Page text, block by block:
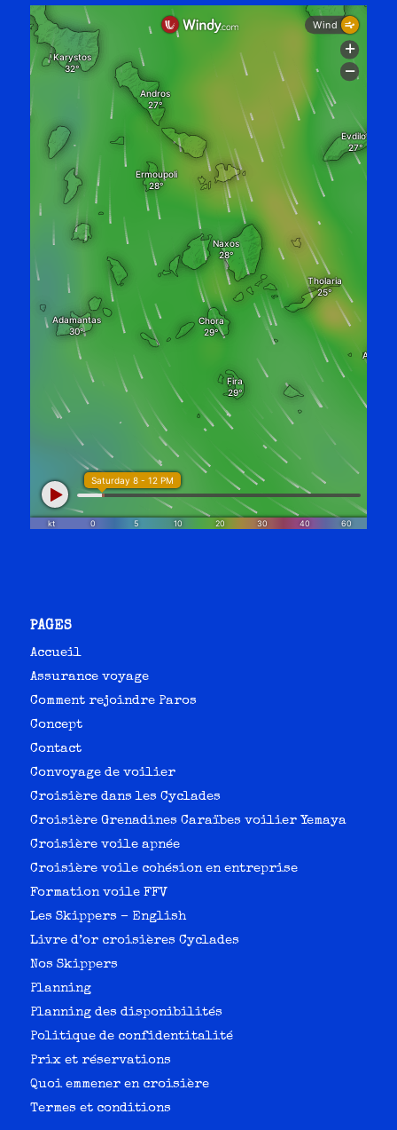
PAGES
Accueil
Assurance voyage
Comment rejoindre Paros
Concept
Contact
Convoyage de voilier
Croisière dans les Cyclades
Croisière Grenadines Caraïbes voilier Yemaya
Croisière voile apnée
Croisière voile cohésion en entreprise
Formation voile FFV
Les Skippers – English
Livre d’or croisières Cyclades
Nos Skippers
Planning
Planning des disponibilités
Politique de confidentitalité
Prix et réservations
Quoi emmener en croisière
Termes et conditions